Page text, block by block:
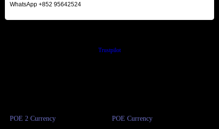
WhatsApp +852 95642524
Trustpilot
POE 2 Currency POE Currency